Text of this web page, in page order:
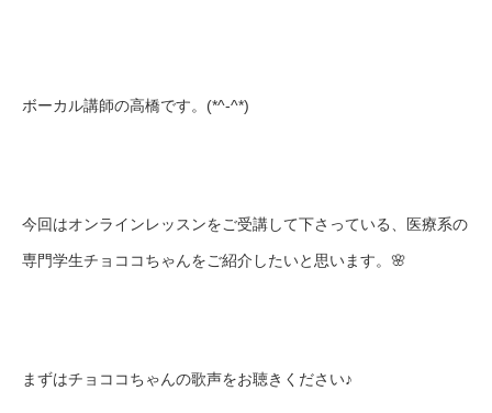
ボーカル講師の高橋です。(*^-^*)
今回はオンラインレッスンをご受講して下さっている、医療系の
専門学生チョココちゃんをご紹介したいと思います。🌸
まずはチョココちゃんの歌声をお聴きください♪